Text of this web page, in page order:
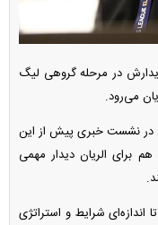
در مرحله گروهی لیگ
در نشست خبری پیش از این
هم برای الریان دیدار مهمی
اندازه‌ای شرایط و استراتژی